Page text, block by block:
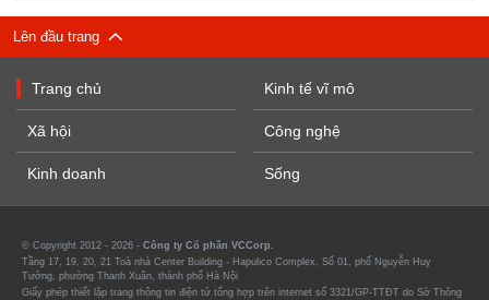
Lên đầu trang
Trang chủ
Xã hội
Kinh doanh
Kinh tế vĩ mô
Công nghệ
Sống
© Copyright 2012 - 2026 - Công ty Cổ phần VCCorp.
Tầng 17, 19, 20, 21 Toà nhà Center Building - Hapulico Complex, Số 01, phố Nguyễn Huy
Tưởng, phường Thanh Xuân, thành phố Hà Nội
Giấy phép thiết lập trang thông tin điện tử tổng hợp trên internet số 3321/GP-TTĐT do Sở Thông